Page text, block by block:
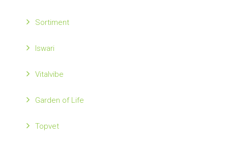
Sortiment
Iswari
Vitalvibe
Garden of Life
Topvet